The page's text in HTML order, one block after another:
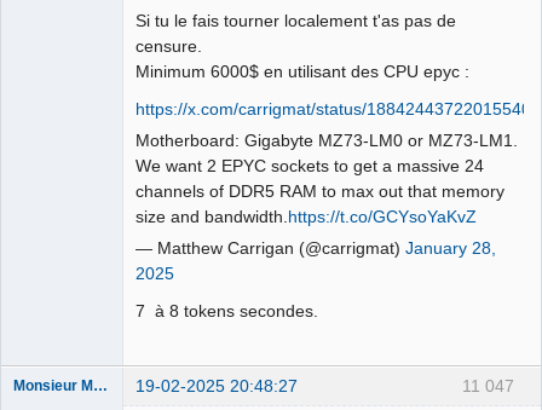
Si tu le fais tourner localement t'as pas de
censure.
Minimum 6000$ en utilisant des CPU epyc :
https://x.com/carrigmat/status/
Motherboard: Gigabyte MZ73-LM0 or MZ73-LM1.
We want 2 EPYC sockets to get a massive 24
channels of DDR5 RAM to max out that memory
size and bandwidth. https://t.co/GCYsoYaKvZ
— Matthew Carrigan (@carrigmat) January 28,
2025
7 à 8 tokens secondes.
11 047
Monsieur Maurice 19-02-2025 20:48:27